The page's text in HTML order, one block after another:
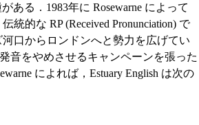
る．1983年に Rosewarne によって
統的な RP (Received Pronunciation) で
口からロンドンへと勢力を広げてい
音をやめさせるキャンペーンを張った
によれば，Estuary English は次の